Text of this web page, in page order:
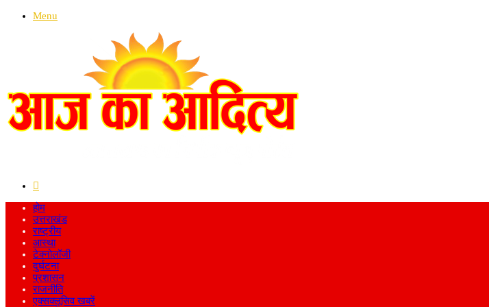
Menu
होम
उत्तराखंड
राष्ट्रीय
आस्था
टेक्नोलॉजी
दुर्घटना
प्रशासन
राजनीति
एक्सक्लूसिव खबरें